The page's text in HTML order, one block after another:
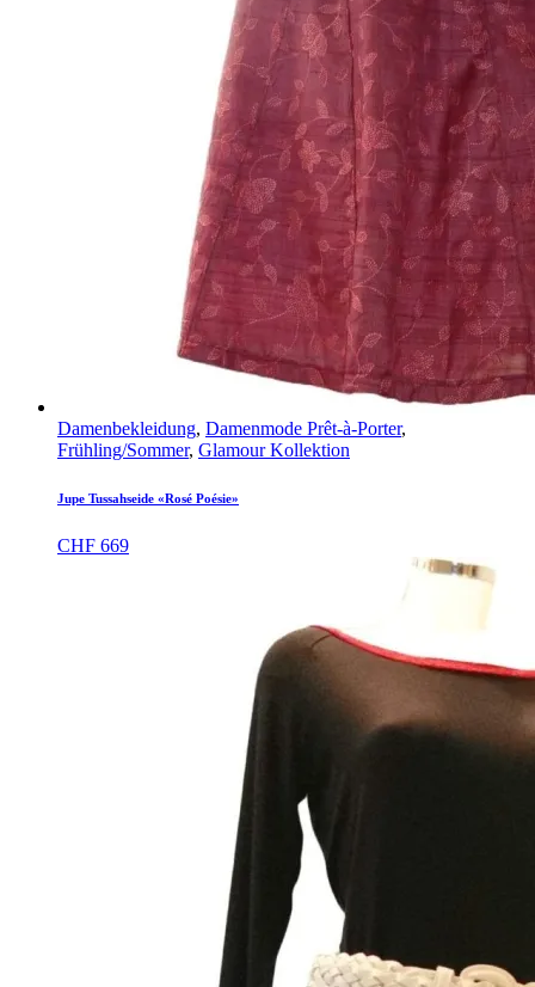
Damenbekleidung, Damenmode Prêt-à-Porter,
Frühling/Sommer, Glamour Kollektion
Jupe Tussahseide «Rosé Poésie»
CHF 669